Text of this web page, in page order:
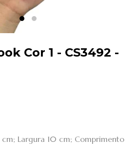
Cor 1 - CS3492 -
cm; Largura 10 cm; Comprimento